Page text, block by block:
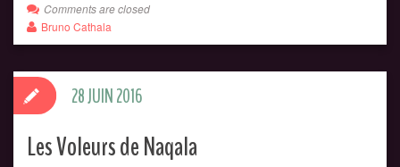
Comments are closed
Bruno Cathala
Les Voleurs de Naqala
28 JUIN 2016